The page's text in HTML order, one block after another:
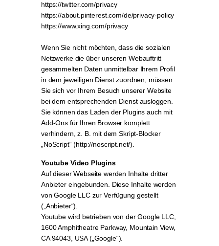
https://twitter.com/privacy
https://about.pinterest.com/de/privacy-policy
https://www.xing.com/privacy
Wenn Sie nicht möchten, dass die sozialen
Netzwerke die über unseren Webauftritt
gesammelten Daten unmittelbar Ihrem Profil
in dem jeweiligen Dienst zuordnen, müssen
Sie sich vor Ihrem Besuch unserer Website
bei dem entsprechenden Dienst ausloggen.
Sie können das Laden der Plugins auch mit
Add-Ons für Ihren Browser komplett
verhindern, z. B. mit dem Skript-Blocker
„NoScript“ (http://noscript.net/).
Youtube Video Plugins
Auf dieser Webseite werden Inhalte dritter
Anbieter eingebunden. Diese Inhalte werden
von Google LLC zur Verfügung gestellt
(„Anbieter“).
Youtube wird betrieben von der Google LLC,
1600 Amphitheatre Parkway, Mountain View,
CA 94043, USA („Google“).